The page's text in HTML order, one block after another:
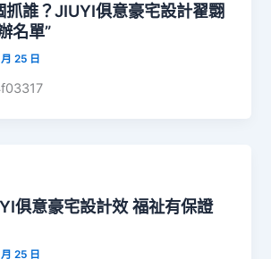
抓誰？JIUYI俱意豪宅設計翟翾
名單”
25 日
俱意豪宅設計效 福祉有保證
25 日